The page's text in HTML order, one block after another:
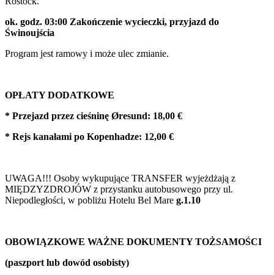
ok. godz. 03:00 Zakończenie wycieczki, przyjazd do
Świnoujścia
Program jest ramowy i może ulec zmianie.
OPŁATY DODATKOWE
* Przejazd przez cieśninę Øresund: 18,00 €
* Rejs kanałami po Kopenhadze: 12,00 €
UWAGA!!! Osoby wykupujące TRANSFER wyjeżdżają z
MIĘDZYZDROJÓW z przystanku autobusowego przy ul.
Niepodległości, w pobliżu Hotelu Bel Mare g.1.10
OBOWIĄZKOWE WAŻNE DOKUMENTY TOŻSAMOŚCI
(paszport lub dowód osobisty)